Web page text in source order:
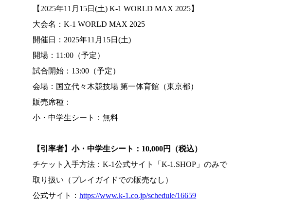
【2025年11月15日(土) K-1 WORLD MAX 2025】
大会名：K-1 WORLD MAX 2025
開催日：2025年11月15日(土)
開場：11:00（予定）
試合開始：13:00（予定）
会場：国立代々木競技場 第一体育館（東京都）
販売席種：
小・中学生シート：無料
【引率者】小・中学生シート：10,000円（税込）
チケット入手方法：K-1公式サイト「K-1.SHOP」のみで
取り扱い（プレイガイドでの販売なし）
公式サイト：https://www.k-1.co.jp/schedule/16659